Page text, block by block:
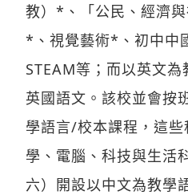
教）*、「公民、經濟
*、視覺藝術*、初中中
STEAM等；而以英文
英國語文。該校並會按
學語言/校本課程，這
學、電腦、科技與生活
六）開設以中文為教學